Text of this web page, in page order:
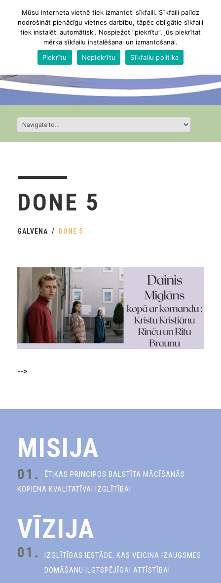
DONE 5
GALVENĀ DONE 5
-->
MISIJA
01.
ĒTIKAS PRINCIPOS BALSTĪTA MĀCĪŠANĀS
KOPIENA KVALITATĪVAI IZGLĪTĪBAI
VĪZIJA
01.
IZGLĪTĪBAS IESTĀDE, KAS VEICINA IZAUGSMES
DOMĀŠANU ILGTSPĒJĪGAI ATTĪSTĪBAI
Mūsu interneta vietnē tiek izmantoti sīkfaili. Sīkfaili palīdz
nodrošināt pienācīgu vietnes darbību, tāpēc obligātie sīkfaili
tiek instalēti automātiski. Nospiežot “piekrītu”, jūs piekrītat
mērķa sīkfailu instalēšanai un izmantošanai.
Piekrītu
Nepiekrītu Sīkfailu politika